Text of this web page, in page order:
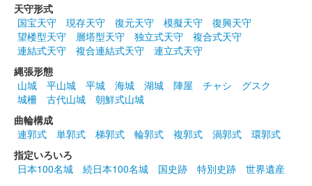
ている。
熊本城 御城印
販売終了
城印。限定2000枚。
熊本城 御城印 戦国パーク2022コラボ版
天守形式
国宝天守
現存天守 復元天守 模擬天守
復興天守
望楼型天守
層塔型天守 独立式天守
複合式天守
連結式天守
複合連結式天守
連立式天守
縄張形態
山城
平山城 平城 海城 湖城 陣屋 チャシ
グスク
城柵
古代山城
朝鮮式山城
曲輪構成
連郭式
単郭式 梯郭式 輪郭式 複郭式 渦郭式
環郭式
指定いろいろ
日本100名城
続日本100名城 国史跡 特別史跡 世界遺産